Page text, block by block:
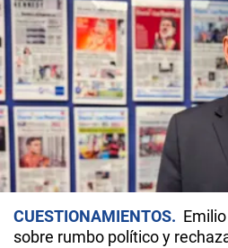
CUESTIONAMIENTOS
sobre rumbo político y